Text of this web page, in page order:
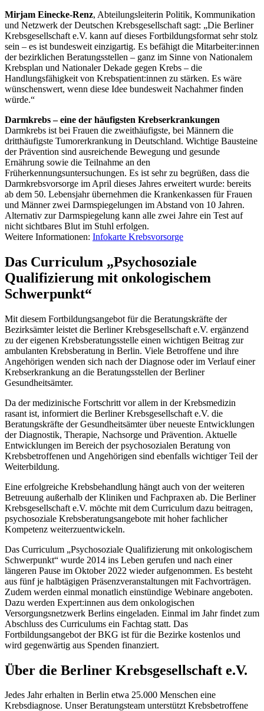
Mirjam Einecke-Renz, Abteilungsleiterin Politik, Kommunikation
und Netzwerk der Deutschen Krebsgesellschaft sagt: „Die Berliner
Krebsgesellschaft e.V. kann auf dieses Fortbildungsformat sehr stolz
sein – es ist bundesweit einzigartig. Es befähigt die Mitarbeiter:innen
der bezirklichen Beratungsstellen – ganz im Sinne von Nationalem
Krebsplan und Nationaler Dekade gegen Krebs – die
Handlungsfähigkeit von Krebspatient:innen zu stärken. Es wäre
wünschenswert, wenn diese Idee bundesweit Nachahmer finden
würde.“
Darmkrebs – eine der häufigsten Krebserkrankungen
Darmkrebs ist bei Frauen die zweithäufigste, bei Männern die
dritthäufigste Tumorerkrankung in Deutschland. Wichtige Bausteine
der Prävention sind ausreichende Bewegung und gesunde
Ernährung sowie die Teilnahme an den
Früherkennungsuntersuchungen. Es ist sehr zu begrüßen, dass die
Darmkrebsvorsorge im April dieses Jahres erweitert wurde: bereits
ab dem 50. Lebensjahr übernehmen die Krankenkassen für Frauen
und Männer zwei Darmspiegelungen im Abstand von 10 Jahren.
Alternativ zur Darmspiegelung kann alle zwei Jahre ein Test auf
nicht sichtbares Blut im Stuhl erfolgen.
Weitere Informationen: Infokarte Krebsvorsorge
Das Curriculum „Psychosoziale
Qualifizierung mit onkologischem
Schwerpunkt“
Mit diesem Fortbildungsangebot für die Beratungskräfte der
Bezirksämter leistet die Berliner Krebsgesellschaft e.V. ergänzend
zu der eigenen Krebsberatungsstelle einen wichtigen Beitrag zur
ambulanten Krebsberatung in Berlin. Viele Betroffene und ihre
Angehörigen wenden sich nach der Diagnose oder im Verlauf einer
Krebserkrankung an die Beratungsstellen der Berliner
Gesundheitsämter.
Da der medizinische Fortschritt vor allem in der Krebsmedizin
rasant ist, informiert die Berliner Krebsgesellschaft e.V. die
Beratungskräfte der Gesundheitsämter über neueste Entwicklungen
der Diagnostik, Therapie, Nachsorge und Prävention. Aktuelle
Entwicklungen im Bereich der psychosozialen Beratung von
Krebsbetroffenen und Angehörigen sind ebenfalls wichtiger Teil der
Weiterbildung.
Eine erfolgreiche Krebsbehandlung hängt auch von der weiteren
Betreuung außerhalb der Kliniken und Fachpraxen ab. Die Berliner
Krebsgesellschaft e.V. möchte mit dem Curriculum dazu beitragen,
psychosoziale Krebsberatungsangebote mit hoher fachlicher
Kompetenz weiterzuentwickeln.
Das Curriculum „Psychosoziale Qualifizierung mit onkologischem
Schwerpunkt“ wurde 2014 ins Leben gerufen und nach einer
längeren Pause im Oktober 2022 wieder aufgenommen. Es besteht
aus fünf je halbtägigen Präsenzveranstaltungen mit Fachvorträgen.
Zudem werden einmal monatlich einstündige Webinare angeboten.
Dazu werden Expert:innen aus dem onkologischen
Versorgungsnetzwerk Berlins eingeladen. Einmal im Jahr findet zum
Abschluss des Curriculums ein Fachtag statt. Das
Fortbildungsangebot der BKG ist für die Bezirke kostenlos und
wird gegenwärtig aus Spenden finanziert.
Über die Berliner Krebsgesellschaft e.V.
Jedes Jahr erhalten in Berlin etwa 25.000 Menschen eine
Krebsdiagnose. Unser Beratungsteam unterstützt Krebsbetroffene